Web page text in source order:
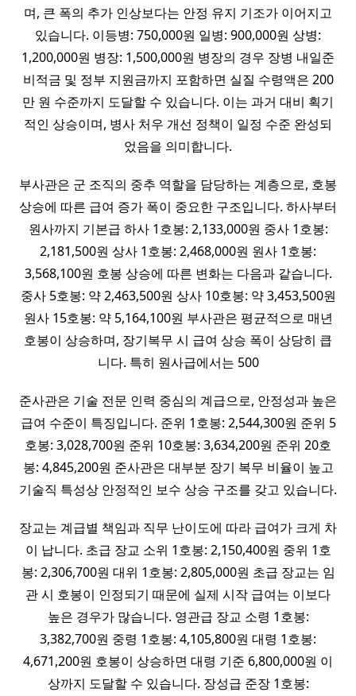
며, 큰 폭의 추가 인상보다는 안정 유지 기조가 이어지고
있습니다. 이등병: 750,000원 일병: 900,000원 상병:
1,200,000원 병장: 1,500,000원 병장의 경우 장병 내일준
비적금 및 정부 지원금까지 포함하면 실질 수령액은 200
만 원 수준까지 도달할 수 있습니다. 이는 과거 대비 획기
적인 상승이며, 병사 처우 개선 정책이 일정 수준 완성되
었음을 의미합니다.
부사관은 군 조직의 중추 역할을 담당하는 계층으로, 호봉
상승에 따른 급여 증가 폭이 중요한 구조입니다. 하사부터
원사까지 기본급 하사 1호봉: 2,133,000원 중사 1호봉:
2,181,500원 상사 1호봉: 2,468,000원 원사 1호봉:
3,568,100원 호봉 상승에 따른 변화는 다음과 같습니다.
중사 5호봉: 약 2,463,500원 상사 10호봉: 약 3,453,500원
원사 15호봉: 약 5,164,100원 부사관은 평균적으로 매년
호봉이 상승하며, 장기복무 시 급여 상승 폭이 상당히 큽
니다. 특히 원사급에서는 500
준사관은 기술 전문 인력 중심의 계급으로, 안정성과 높은
급여 수준이 특징입니다. 준위 1호봉: 2,544,300원 준위 5
호봉: 3,028,700원 준위 10호봉: 3,634,200원 준위 20호
봉: 4,845,200원 준사관은 대부분 장기 복무 비율이 높고
기술직 특성상 안정적인 보수 상승 구조를 갖고 있습니다.
장교는 계급별 책임과 직무 난이도에 따라 급여가 크게 차
이 납니다. 초급 장교 소위 1호봉: 2,150,400원 중위 1호
봉: 2,306,700원 대위 1호봉: 2,805,000원 초급 장교는 임
관 시 호봉이 인정되기 때문에 실제 시작 급여는 이보다
높은 경우가 많습니다. 영관급 장교 소령 1호봉:
3,382,700원 중령 1호봉: 4,105,800원 대령 1호봉:
4,671,200원 호봉이 상승하면 대령 기준 6,800,000원 이
상까지 도달할 수 있습니다. 장성급 준장 1호봉: